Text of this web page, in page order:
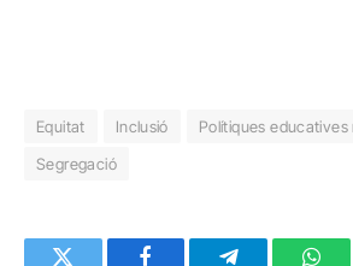
Equitat Inclusió
Polítiques educatives
Segregació